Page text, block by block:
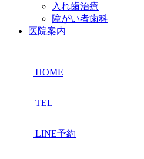
入れ歯治療
障がい者歯科
医院案内
HOME
TEL
LINE予約